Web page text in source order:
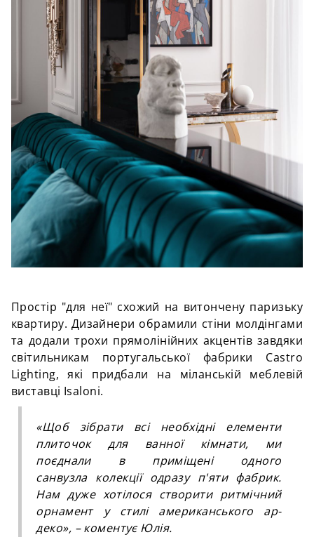
Простір "для неї" схожий на витончену паризьку
квартиру. Дизайнери обрамили стіни молдінгами
та додали трохи прямолінійних акцентів завдяки
світильникам португальської фабрики Castro
Lighting, які придбали на міланській меблевій
виставці Isaloni.
«Щоб зібрати всі необхідні елементи
плиточок для ванної кімнати, ми
поєднали в приміщені одного
санвузла колекції одразу п'яти фабрик.
Нам дуже хотілося створити ритмічний
орнамент у стилі американського ар-
деко», –коментує Юлія.